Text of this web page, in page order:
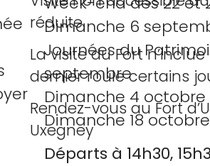
réduite
La visite du Fort
dernier roule certains
Rendez-vous au Fort
Uxegney
Dimanche 6
Journées du
septembre
Dimanche 4 octobre
Dimanche 18 octobre
Départs à 14h30,